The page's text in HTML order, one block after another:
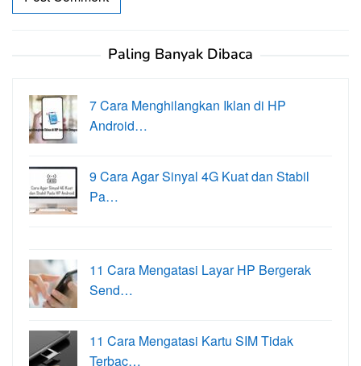
Paling Banyak Dibaca
7 Cara Menghilangkan Iklan di HP
Android…
9 Cara Agar Sinyal 4G Kuat dan Stabil
Pa…
11 Cara Mengatasi Layar HP Bergerak
Send…
11 Cara Mengatasi Kartu SIM Tidak
Terbac…